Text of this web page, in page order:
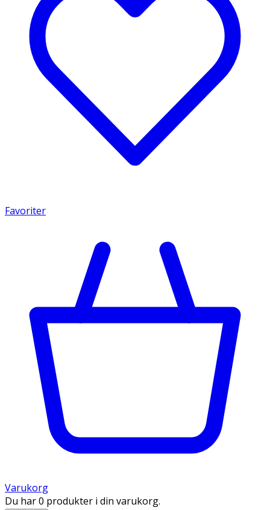
Favoriter
Varukorg
Du har 0 produkter i din varukorg.